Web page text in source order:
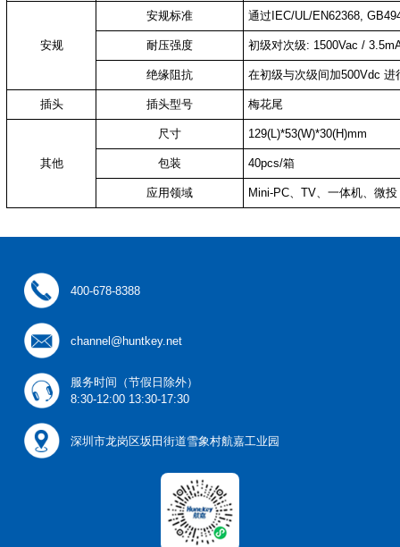
安规
安规标准 通过IEC/UL/EN62368,
耐压强度 初级对次级: 1500Vac /
绝缘阻抗 在初级与次级间加500Vdc
插头 插头型号 梅花尾
其他
尺寸 129(L)*53(W)*30(H)mm
包装 40pcs/箱
应用领域 Mini-PC、TV、一体机、微投
400-678-8388
channel@huntkey.net
服务时间（节假日除外）
8:30-12:00 13:30-17:30
深圳市龙岗区坂田街道雪象村航嘉工业园